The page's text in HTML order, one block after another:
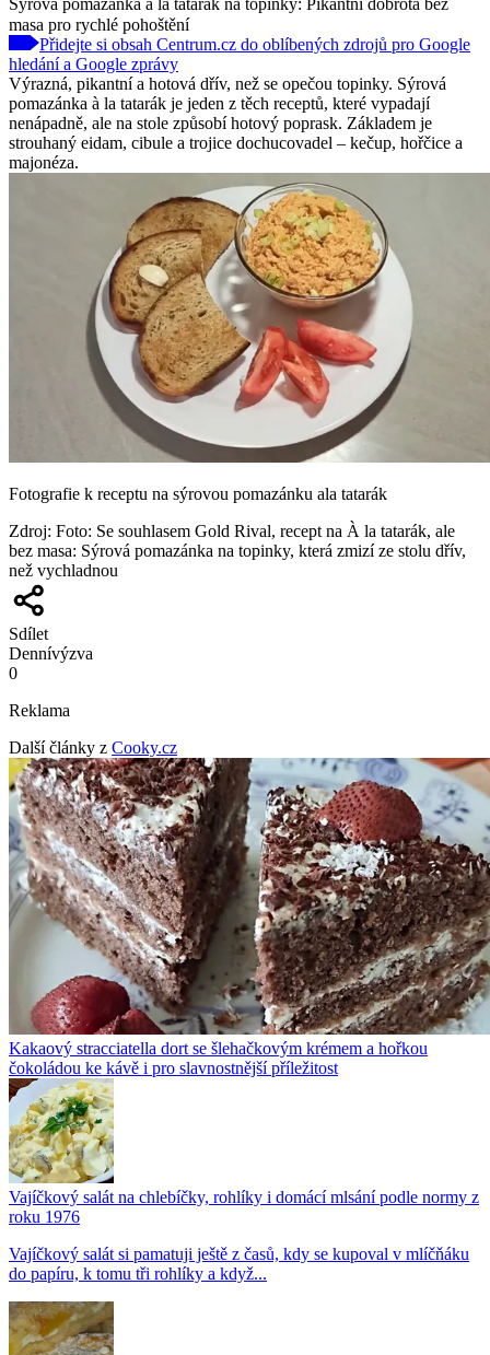
masa pro rychlé pohoštění
Přidejte si obsah Centrum.cz do oblíbených zdrojů pro Google
hledání a Google zprávy
Výrazná, pikantní a hotová dřív, než se opečou topinky. Sýrová
pomazánka à la tatarák je jeden z těch receptů, které vypadají
nenápadně, ale na stole způsobí hotový poprask. Základem je
strouhaný eidam, cibule a trojice dochucovadel – kečup, hořčice a
majonéza.
Fotografie k receptu na sýrovou pomazánku ala tatarák
Zdroj: Foto: Se souhlasem Gold Rival, recept na À la tatarák, ale
bez masa: Sýrová pomazánka na topinky, která zmizí ze stolu dřív,
než vychladnou
Sdílet
Dennívýzva
0
Reklama
Další články z Cooky.cz
Kakaový stracciatella dort se šlehačkovým krémem a hořkou
čokoládou ke kávě i pro slavnostnější příležitost
Vajíčkový salát na chlebíčky, rohlíky i domácí mlsání podle normy z
roku 1976
Vajíčkový salát si pamatuji ještě z časů, kdy se kupoval v mlíčňáku
do papíru, k tomu tři rohlíky a když...